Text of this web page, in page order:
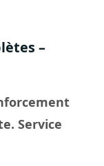
–
Service